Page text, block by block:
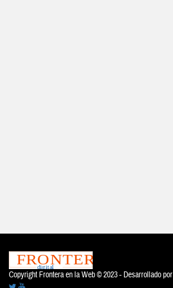
Copyright Frontera en la Web © 2023 - Desarrollado por